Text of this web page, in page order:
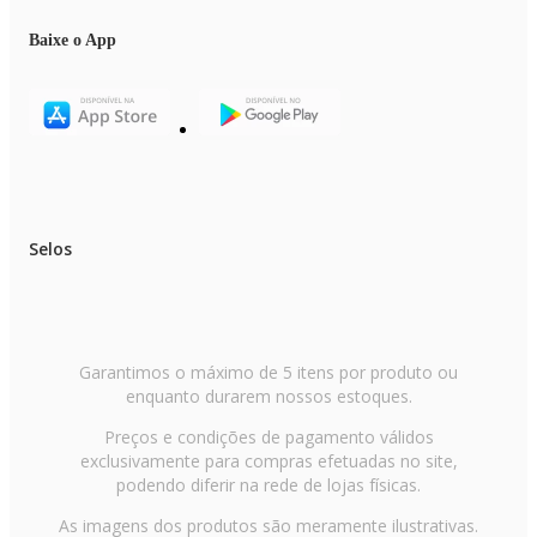
Baixe o App
Selos
Garantimos o máximo de 5 itens por produto ou
enquanto durarem nossos estoques.
Preços e condições de pagamento válidos
exclusivamente para compras efetuadas no site,
podendo diferir na rede de lojas físicas.
As imagens dos produtos são meramente ilustrativas.